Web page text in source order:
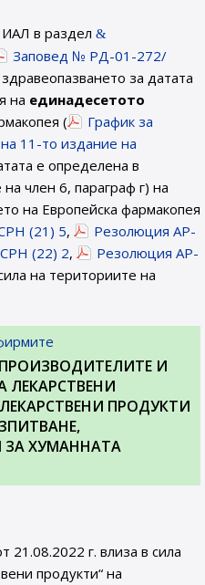
ИАЛ в раздел
Заповед № РД-01-272/
за датата
на единадесетото
(
График за
11-то издание на
е определена в
член 6, параграф г) на
на Европейска фармакопея
(21) 5,
Резолюция AP-
(22) 2,
Резолюция AP-
на териториите на
И
ЛЕКАРСТВЕНИ
ПРОДУКТИ
ЗА ХУМАННАТА
21.08.2022 г. влиза в сила
продукти“ на